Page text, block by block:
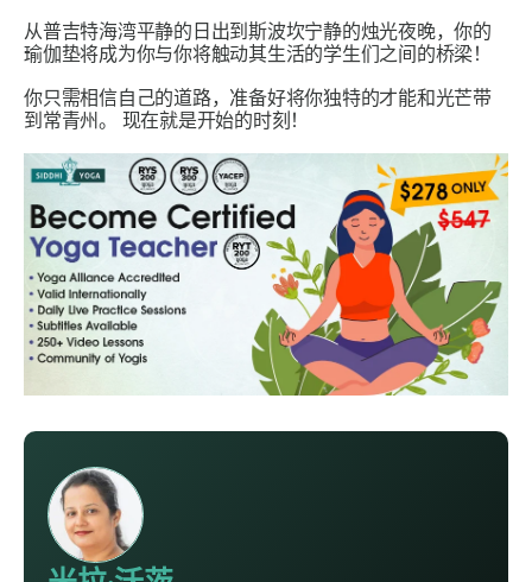
从普吉特海湾平静的日出到斯波坎宁静的烛光夜晚，你的
瑜伽垫将成为你与你将触动其生活的学生们之间的桥梁！
你只需相信自己的道路，准备好将你独特的才能和光芒带
到常青州。 现在就是开始的时刻！